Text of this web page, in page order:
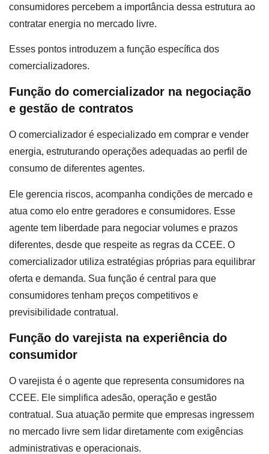
consumidores percebem a importância dessa estrutura ao
contratar energia no mercado livre.
Esses pontos introduzem a função específica dos
comercializadores.
Função do comercializador na negociação
e gestão de contratos
O comercializador é especializado em comprar e vender
energia, estruturando operações adequadas ao perfil de
consumo de diferentes agentes.
Ele gerencia riscos, acompanha condições de mercado e
atua como elo entre geradores e consumidores. Esse
agente tem liberdade para negociar volumes e prazos
diferentes, desde que respeite as regras da CCEE. O
comercializador utiliza estratégias próprias para equilibrar
oferta e demanda. Sua função é central para que
consumidores tenham preços competitivos e
previsibilidade contratual.
Função do varejista na experiência do
consumidor
O varejista é o agente que representa consumidores na
CCEE. Ele simplifica adesão, operação e gestão
contratual. Sua atuação permite que empresas ingressem
no mercado livre sem lidar diretamente com exigências
administrativas e operacionais.